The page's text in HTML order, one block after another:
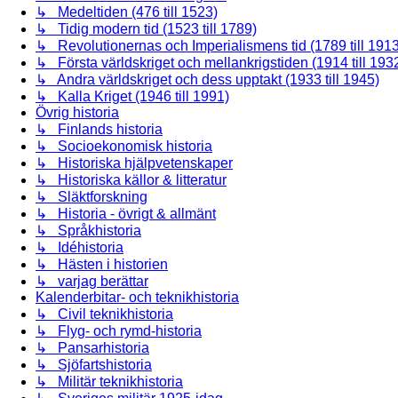
↳ Medeltiden (476 till 1523)
↳ Tidig modern tid (1523 till 1789)
↳ Revolutionernas och Imperialismens tid (1789 till
↳ Första världskriget och mellankrigstiden (1914 till
↳ Andra världskriget och dess upptakt (1933 till 1945)
↳ Kalla Kriget (1946 till 1991)
Övrig historia
↳ Finlands historia
↳ Socioekonomisk historia
↳ Historiska hjälpvetenskaper
↳ Historiska källor & litteratur
↳ Släktforskning
↳ Historia - övrigt & allmänt
↳ Språkhistoria
↳ Idéhistoria
↳ Hästen i historien
↳ varjag berättar
Kalenderbitar- och teknikhistoria
↳ Civil teknikhistoria
↳ Flyg- och rymd-historia
↳ Pansarhistoria
↳ Sjöfartshistoria
↳ Militär teknikhistoria